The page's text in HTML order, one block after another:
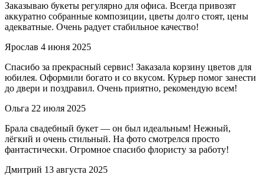
Заказываю букеты регулярно для офиса. Всегда привозят
аккуратно собранные композиции, цветы долго стоят, цены
адекватные. Очень радует стабильное качество!
Ярослав 4 июня 2025
Спасибо за прекрасный сервис! Заказала корзину цветов для
юбилея. Оформили богато и со вкусом. Курьер помог занести
до двери и поздравил. Очень приятно, рекомендую всем!
Ольга 22 июля 2025
Брала свадебный букет — он был идеальным! Нежный,
лёгкий и очень стильный. На фото смотрелся просто
фантастически. Огромное спасибо флористу за работу!
Дмитрий 13 августа 2025